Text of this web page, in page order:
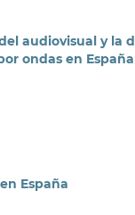
audiovisual y la
ondas en
España